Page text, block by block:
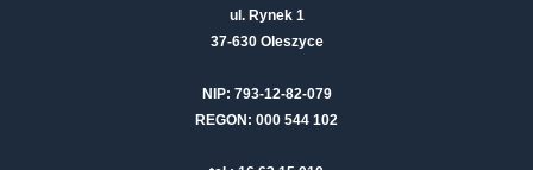
ul. Rynek 1
37-630 Oleszyce
NIP: 793-12-82-079
REGON: 000 544 102